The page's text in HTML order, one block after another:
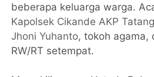
beberapa keluarga warga.
Kapolsek Cikande AKP Tatang
Jhoni Yuhanto, tokoh agama,
RW/RT setempat.